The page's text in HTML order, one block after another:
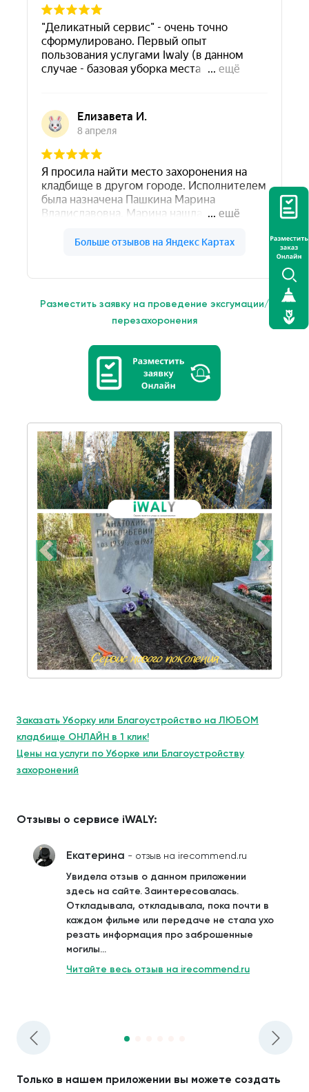
Разместить заявку на проведение эксгумации/
перезахоронения
Заказать Уборку или Благоустройство на ЛЮБОМ
кладбище ОНЛАЙН в 1 клик!
Цены на услуги по Уборке или Благоустройству
захоронений
Отзывы о сервисе iWALY:
Екатерина - отзыв на irecommend.ru
Увидела отзыв о данном приложении
здесь на сайте. Заинтересовалась.
Откладывала, откладывала, пока почти в
каждом фильме или передаче не стала ухо
резать информация про заброшенные
могилы...
Читайте весь отзыв на irecommend.ru
Только в нашем приложении вы можете создать